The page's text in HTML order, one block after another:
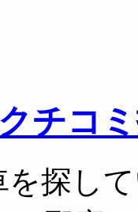
チコ
を探し